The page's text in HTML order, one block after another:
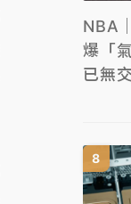
NBA
爆「
已無